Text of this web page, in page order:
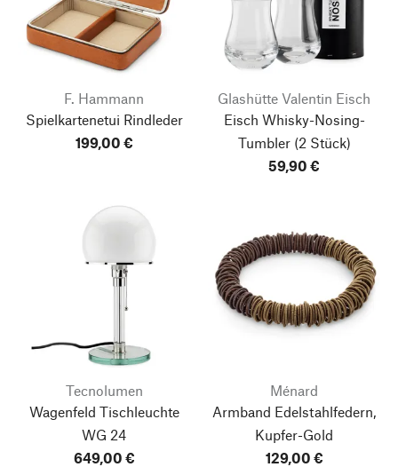
F. Hammann
Spielkartenetui Rindleder
199,00 €
Glashütte Valentin Eisch
Eisch Whisky-Nosing-
Tumbler(2 Stück)
59,90 €
Tecnolumen
Wagenfeld Tischleuchte
WG 24
649,00 €
Ménard
Armband Edelstahlfedern,
Kupfer-Gold
129,00 €